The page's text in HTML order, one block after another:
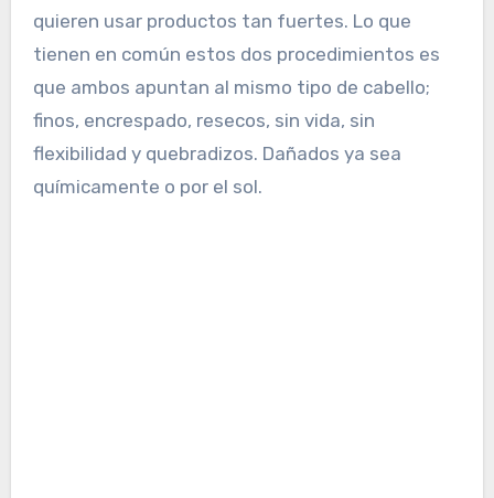
quieren usar productos tan fuertes. Lo que
tienen en común estos dos procedimientos es
que ambos apuntan al mismo tipo de cabello;
finos, encrespado, resecos, sin vida, sin
flexibilidad y quebradizos. Dañados ya sea
químicamente o por el sol.